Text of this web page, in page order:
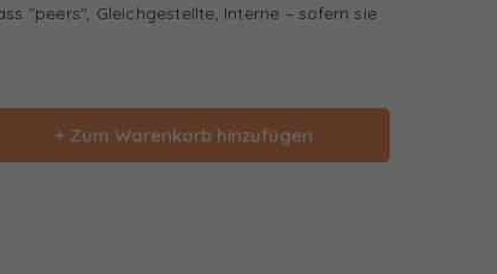
"peers", Gleichgestellte, Interne – sofern sie
+ Zum Warenkorb hinzufügen